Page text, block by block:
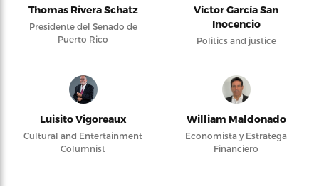
Thomas Rivera Schatz
Presidente del Senado de
Puerto Rico
Víctor García San
Inocencio
Politics and justice
Luisito Vigoreaux
Cultural and Entertainment
Columnist
William Maldonado
Economista y Estratega
Financiero